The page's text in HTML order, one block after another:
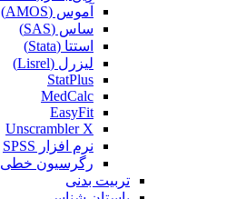
آموس (AMOS)
ساس (SAS)
استتا (Stata)
لیزرل (Lisrel)
StatPlus
MedCalc
EasyFit
Unscrambler X
نرم افزار SPSS
رگرسیون خطی
تربیت بدنی